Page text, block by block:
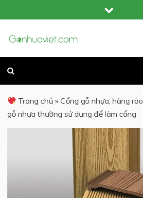
to
GỖ NHỰA VIỆT
Trang chủ »Cổng gỗ nhựa, hàng rào
gỗ nhựa thường sử dụng để làm cổng